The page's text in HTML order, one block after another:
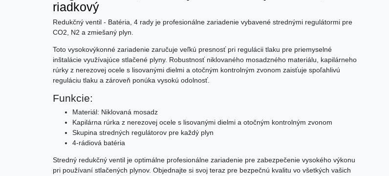
riadkový
Redukčný ventil - Batéria, 4 rady je profesionálne zariadenie vybavené strednými regulátormi pre
CO2, N2 a zmiešaný plyn.
Toto vysokovýkonné zariadenie zaručuje veľkú presnosť pri regulácii tlaku pre priemyselné
inštalácie využívajúce stlačené plyny. Robustnosť niklovaného mosadzného materiálu, kapilárneho
rúrky z nerezovej ocele s lisovanými dielmi a otočným kontrolným zvonom zaisťuje spoľahlivú
reguláciu tlaku a zároveň ponúka vysokú odolnosť.
Funkcie:
Materiál: Niklovaná mosadz
Kapilárna rúrka z nerezovej ocele s lisovanými dielmi a otočným kontrolným zvonom
Skupina stredných regulátorov pre každý plyn
4-rádiová batéria
Stredný redukčný ventil je optimálne profesionálne zariadenie pre zabezpečenie vysokého výkonu
pri používaní stlačených plynov. Objednajte si svoj teraz pre bezpečnú kvalitu vo všetkých vašich